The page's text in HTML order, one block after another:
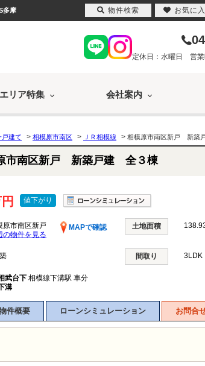
多摩
定休日：水曜日 営
リア特集 会社案内
戸建て > 相模原市南区 > ＪＲ相模線 > 相模原市南区新戸 新築
市南区新戸 新築戸建 全３棟
値下がり
原市南区新戸
MAPで確認
の物件を見る
土地面積
間取り
武台下 相模線下溝駅 車分
溝
件概要 ローンシミュレーション お問合
物件検索 お気に